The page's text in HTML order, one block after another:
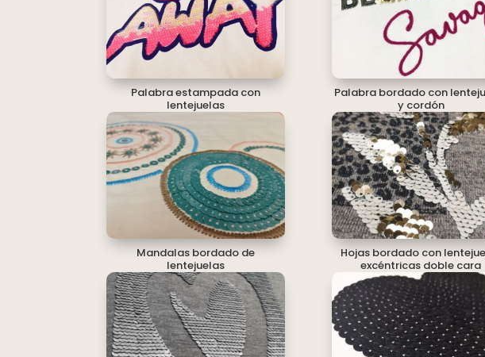
Palabra estampada con
lentejuelas
Palabra bordado con
y cordón
Mandalas bordado de
lentejuelas
Hojas bordado con
excéntricas doble cara